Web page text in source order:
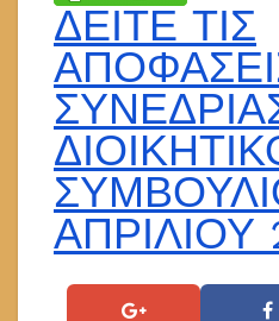
ΔΕΙΤΕ ΤΙΣ
ΑΠΡΙΛΙΟΥ